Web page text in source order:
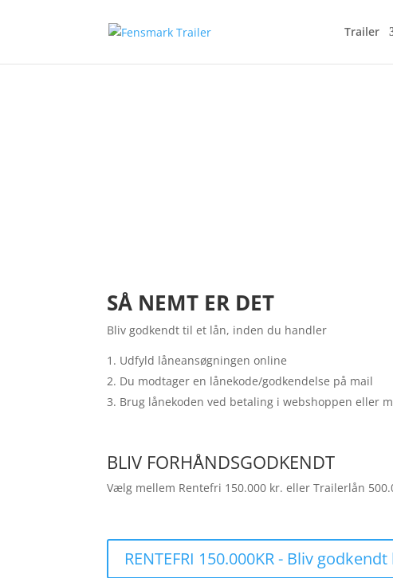
Trailer
SÅ NEMT ER DET
Bliv godkendt til et lån, inden du handler
Udfyld låneansøgningen online
Du modtager en lånekode/godkendelse på mail
Brug lånekoden ved betaling i webshoppen eller
BLIV FORHÅNDSGODKENDT
Vælg mellem Rentefri 150.000 kr. eller Trailerlån
RENTEFRI 150.000KR - Bliv